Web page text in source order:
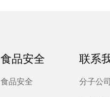
食品安全
食品安全
联系
分子公